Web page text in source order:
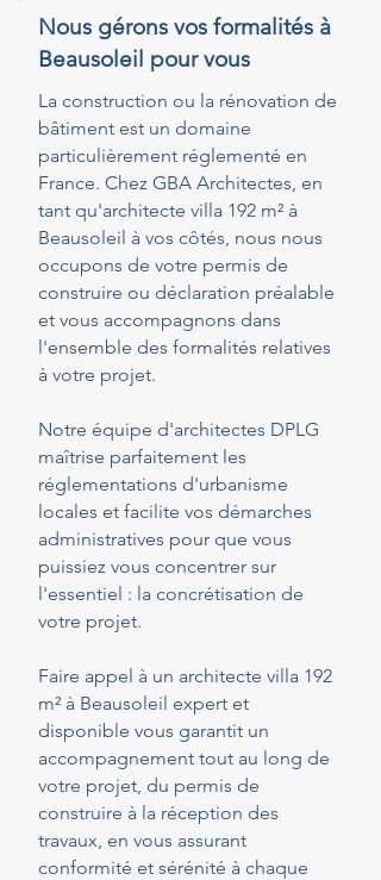
Nous gérons vos formalités à
Beausoleil pour vous
La construction ou la rénovation de
bâtiment est un domaine
particulièrement réglementé en
France. Chez GBA Architectes, en
tant qu'architecte villa 192 m² à
Beausoleil à vos côtés, nous nous
occupons de votre permis de
construire ou déclaration préalable
et vous accompagnons dans
l'ensemble des formalités relatives
à votre projet.
Notre équipe d'architectes DPLG
maîtrise parfaitement les
réglementations d'urbanisme
locales et facilite vos démarches
administratives pour que vous
puissiez vous concentrer sur
l'essentiel : la concrétisation de
votre projet.
Faire appel à un architecte villa 192
m² à Beausoleil expert et
disponible vous garantit un
accompagnement tout au long de
votre projet, du permis de
construire à la réception des
travaux, en vous assurant
conformité et sérénité à chaque